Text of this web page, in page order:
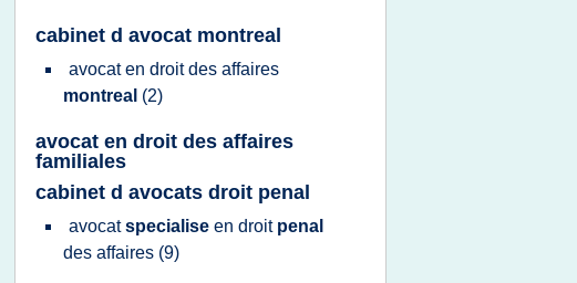
cabinet d avocat montreal
avocaten droitdes affaires
montreal (2)
avocat en droit des affaires
familiales
cabinet d avocats droit penal
avocatspecialise en droit penal
des affaires (9)